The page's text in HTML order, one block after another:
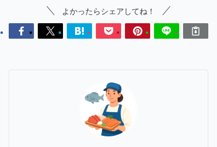
よかったらシェアしてね！